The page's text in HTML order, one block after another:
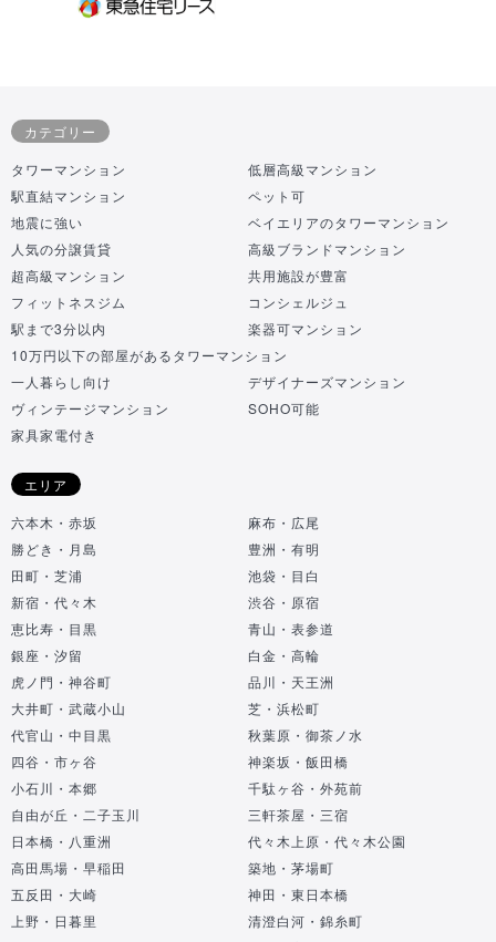
カテゴリー
タワーマンション
低層高級マンション
駅直結マンション
ペット可
地震に強い
ベイエリアのタワーマンション
人気の分譲賃貸
高級ブランドマンション
超高級マンション
共用施設が豊富
フィットネスジム
コンシェルジュ
駅まで3分以内
楽器可マンション
10万円以下の部屋があるタワーマンション
一人暮らし向け
デザイナーズマンション
ヴィンテージマンション
SOHO可能
家具家電付き
エリア
六本木・赤坂
麻布・広尾
勝どき・月島
豊洲・有明
田町・芝浦
池袋・目白
新宿・代々木
渋谷・原宿
恵比寿・目黒
青山・表参道
銀座・汐留
白金・高輪
虎ノ門・神谷町
品川・天王洲
大井町・武蔵小山
芝・浜松町
代官山・中目黒
秋葉原・御茶ノ水
四谷・市ヶ谷
神楽坂・飯田橋
小石川・本郷
千駄ヶ谷・外苑前
自由が丘・二子玉川
三軒茶屋・三宿
日本橋・八重洲
代々木上原・代々木公園
高田馬場・早稲田
築地・茅場町
五反田・大崎
神田・東日本橋
上野・日暮里
清澄白河・錦糸町